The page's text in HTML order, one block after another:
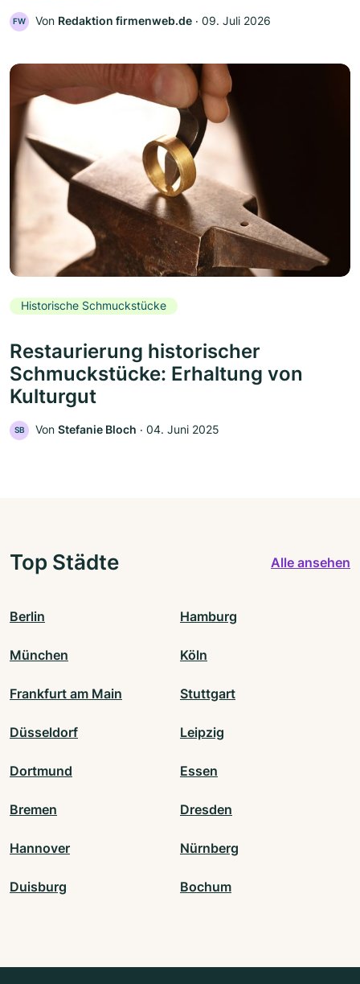
FW Von Redaktion firmenweb.de ‧ 09. Juli 2026
Historische Schmuckstücke
Restaurierung historischer
Schmuckstücke: Erhaltung von
Kulturgut
SB Von Stefanie Bloch ‧ 04. Juni 2025
Top Städte Alle ansehen
Berlin Hamburg
München Köln
Frankfurt am Main Stuttgart
Düsseldorf Leipzig
Dortmund Essen
Bremen Dresden
Hannover Nürnberg
Duisburg Bochum